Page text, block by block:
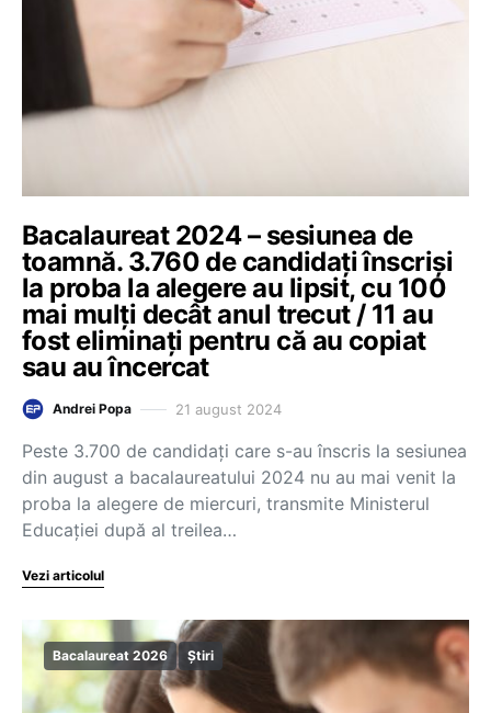
Bacalaureat 2024 – sesiunea de
toamnă. 3.760 de candidați înscriși
la proba la alegere au lipsit, cu 100
mai mulți decât anul trecut / 11 au
fost eliminați pentru că au copiat
sau au încercat
Andrei Popa 21 august 2024
Peste 3.700 de candidați care s-au înscris la sesiunea
din august a bacalaureatului 2024 nu au mai venit la
proba la alegere de miercuri, transmite Ministerul
Educației după al treilea…
Vezi articolul
Bacalaureat 2026 Știri